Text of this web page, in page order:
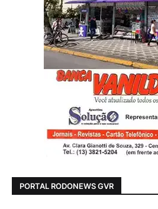
PORTAL RODONEWS GVR